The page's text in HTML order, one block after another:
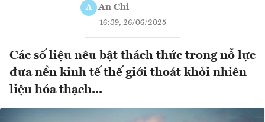
A An Chi
16:39, 26/06/2025
Các số liệu nêu bật thách thức trong nỗ lực
đưa nền kinh tế thế giới thoát khỏi nhiên
liệu hóa thạch...